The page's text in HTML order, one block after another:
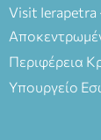
Visit Ierapetra
Περιφέρεια
Υπουργείο